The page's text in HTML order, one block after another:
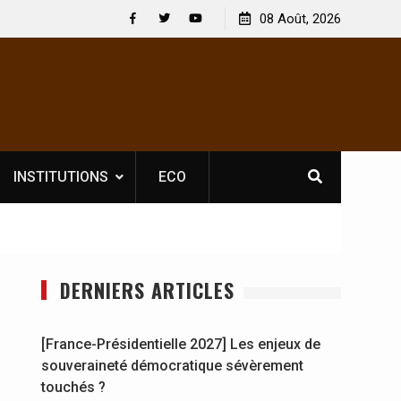
licence obligatoire pour les spectacles : En
d’Ivoire, l’opérateur culturel Soldat Jahboy se
[France-
08 Août, 2026
INSTITUTIONS ECO
DERNIERS ARTICLES
[France-Présidentielle 2027] Les enjeux de
souveraineté démocratique sévèrement
touchés ?